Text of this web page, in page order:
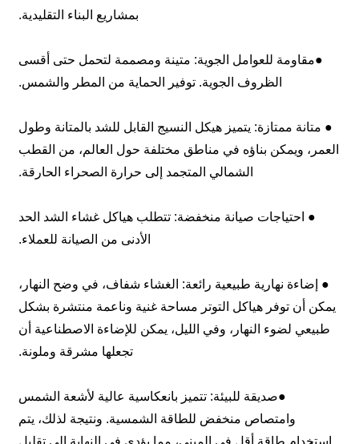
بمشاريع البناء التقليدية.
●مقاومة للعوامل الجوية: متينة ومصممة لتحمل حتى أقسى
الظروف الجوية. توفير الحماية من المطر والشمس.
● متانة ممتازة: يتميز هيكل النسيج القابل للشد بالمتانة وطول
العمر، ويمكن بناؤه في مناطق مختلفة حول العالم، من القطب
الشمالي المتجمد إلى حرارة الصحراء الحارقة.
● احتياجات صيانة منخفضة: تتطلب هياكل غشاء الشد الحد
الأدنى من الصيانة للعملاء.
● إضاءة نهارية طبيعية رائعة: الغشاء شفاف، في وضح النهار،
يمكن أن توفر هياكل التوتر مساحة غنية وناعمة منتشرة بشكل
طبيعي لضوء النهار، وفي الليل، يمكن للإضاءة الاصطناعية أن
تجعلها مشرقة وملونة.
●صديقة للبيئة: تتميز بانعكاسية عالية لأشعة الشمس
وامتصاص منخفض للطاقة الشمسية. ونتيجة لذلك، يتم
استخدام طاقة أقل في المبنى، مما يؤدي في النهاية إلى تقليل